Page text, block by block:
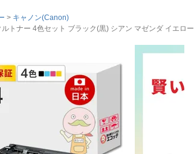
キャノン(Canon)
トナー 4色セット ブラック(黒) シアン マゼンダ イエ